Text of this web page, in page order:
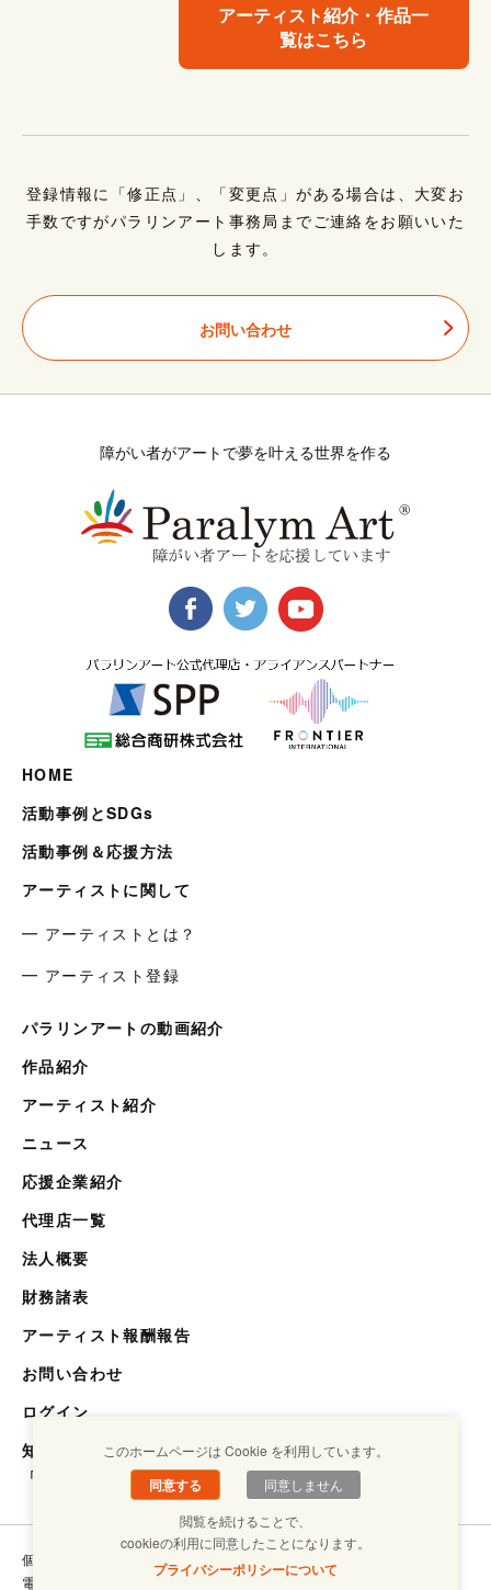
アーティスト紹介・作品一
覧はこちら
登録情報に「修正点」、「変更点」がある場合は、大変お
手数ですがパラリンアート事務局までご連絡をお願いいた
します。
お問い合わせ
障がい者がアートで夢を叶える世界を作る
HOME
活動事例とSDGs
活動事例＆応援方法
アーティストに関して
━ アーティストとは？
━ アーティスト登録
パラリンアートの動画紹介
作品紹介
アーティスト紹介
ニュース
応援企業紹介
代理店一覧
法人概要
財務諸表
アーティスト報酬報告
お問い合わせ
ログイン
知らない世界を知るメディア
「キクエスト」
個人情報保護方針
コンプライアンスについて
電子ブックラボ
このホームページは Cookie を利用しています。
同意する
同意しません
閲覧を続けることで、
cookieの利用に同意したことになります。
プライバシーポリシーについて